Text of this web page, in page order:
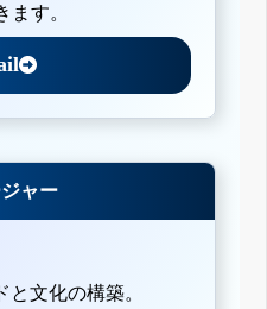
ます。
ャー
文化の構築。